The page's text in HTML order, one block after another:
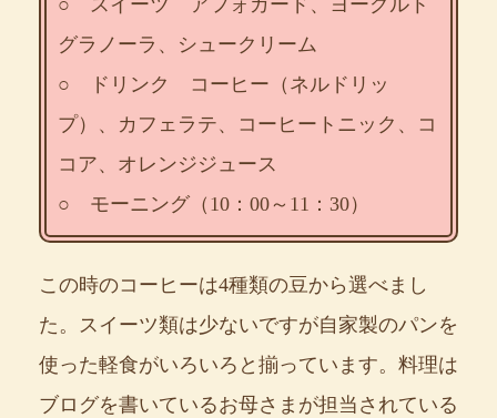
○ スイーツ アフォガード、ヨーグルト
グラノーラ、シュークリーム
○ ドリンク コーヒー（ネルドリッ
プ）、カフェラテ、コーヒートニック、コ
コア、オレンジジュース
○ モーニング（10：00～11：30）
この時のコーヒーは4種類の豆から選べまし
た。スイーツ類は少ないですが自家製のパンを
使った軽食がいろいろと揃っています。料理は
ブログを書いているお母さまが担当されている